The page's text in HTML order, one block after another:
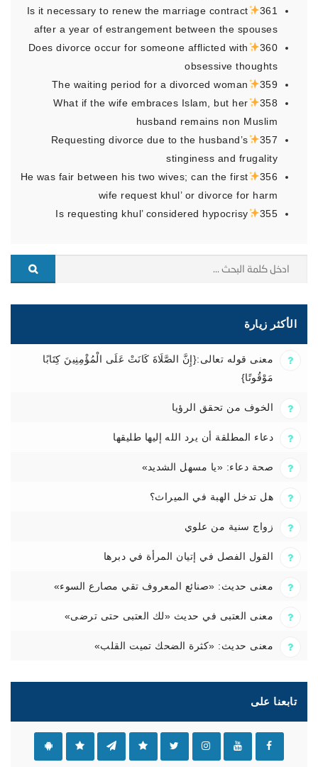
361
Is it necessary to renew the marriage contract
after a year of estrangement between the spouses
360
Does divorce occur for someone afflicted with
obsessive thoughts
359
The waiting period for a divorced woman
358
What if the wife embraces Islam, but her
husband remains non Muslim
357
Requesting divorce due to the husband’s
stinginess and frugality
356
He was fair between his two wives; can the first
wife request khul’ or divorce for harm
355
Is requesting khul’ considered hypocrisy
الأكثر زيارة
معنى قوله تعالى:{إِنَّ الصَّلَاةَ كَانَتْ عَلَى الْمُؤْمِنِينَ كِتَابًا
مَوْقُوتًا}
الخوف من تحقق الرؤيا
دعاء المطلقة أن يرد الله إليها طليقها
صحة دعاء: «يا مسهل الشديد»
هل تدخل الهبة في الميراث؟
زواج سنية من علوي
القول الفصل في إتيان المرأة في دبرها
معنى حديث: «صنائع المعروف تقي مصارع السوء»
معنى العتبى في حديث «لك العتبى حتى ترضى»
معنى حديث: «كثرة الضحك تميت القلب»
تابعنا على